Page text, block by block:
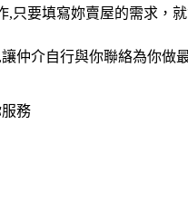
只要填寫妳賣屋的需求，
仲介自行與你聯絡為你做
務